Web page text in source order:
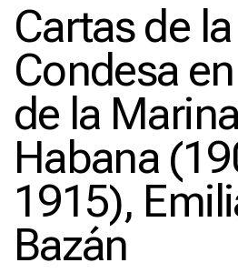
Cartas de la
Condesa
de la
Habana
1915),
Bazán